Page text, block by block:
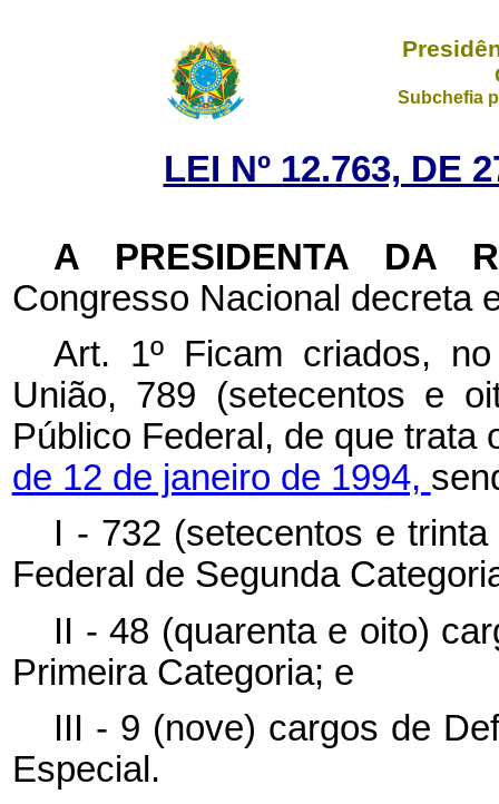
Subchefia
LEI Nº 12.763, DE
A PRESIDENTA DA
Congresso Nacional decreta
Art. 1º Ficam criados,
União, 789 (setecentos e
Público Federal, de que trata
de 12 de janeiro de 1994,
I - 732 (setecentos e
Federal de Segunda
II - 48 (quarenta e oito)
Primeira Categoria; e
III - 9 (nove) cargos de
Especial.